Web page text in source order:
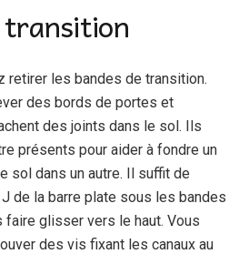
transition
retirer les bandes de transition.
des bords de portes et
des joints dans le sol. Ils
présents pour aider à fondre un
sol dans un autre. Il suffit de
de la barre plate sous les bandes
glisser vers le haut. Vous
des vis fixant les canaux au